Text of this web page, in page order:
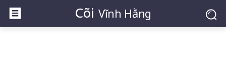
Cõi Vĩnh Hằng